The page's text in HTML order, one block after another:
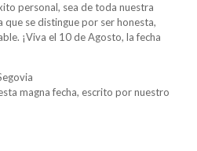
personal, sea de toda nuestra
que se distingue por ser honesta,
¡Viva el 10 de Agosto, la fecha
magna fecha, escrito por nuestro